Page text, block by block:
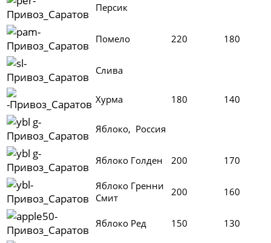
Персик
Помело 220 180
Слива
Хурма 180 140
Яблоко, Россия
Яблоко Голден 200 170
Яблоко Гренни
Смит
200 160
Яблоко Ред 150 130